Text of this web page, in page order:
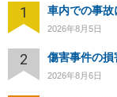
1 車内での事
2026年8月5日
2 傷害事件の
2026年8月6日